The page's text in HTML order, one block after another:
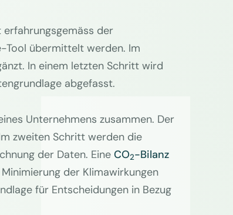
der
Tool übermittelt werden. Im
In einem letzten Schritt wird
abgefasst.
Unternehmens zusammen. Der
zweiten Schritt werden die
der Daten. Eine CO2-Bilanz
der Klimawirkungen
für Entscheidungen in Bezug